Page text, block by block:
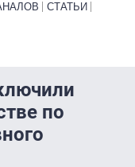
СТАТЬИ
по